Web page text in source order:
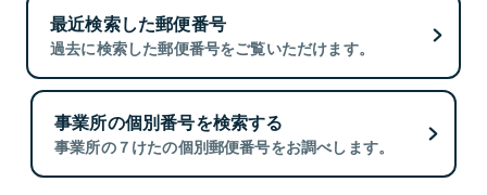
最近検索した郵便番号
過去に検索した郵便番号をご覧いただけます。
事業所の個別番号を検索する
事業所の７けたの個別郵便番号をお調べします。